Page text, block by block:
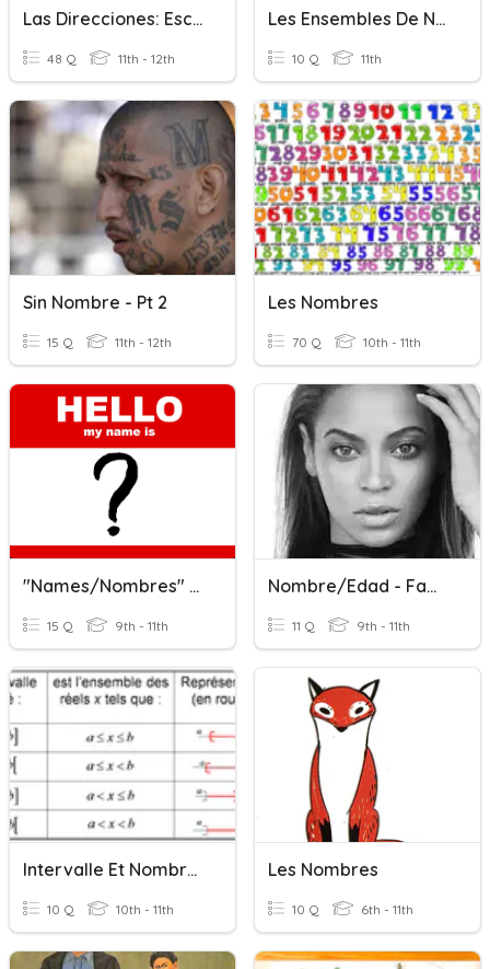
Las Direcciones: Escribir
48 Q 11th - 12th
Les Ensembles De Nombres
10 Q 11th
Sin Nombre - Pt 2
15 Q 11th - 12th
Les Nombres
70 Q 10th - 11th
"Names/Nombres" March 3/BM R1
15 Q 9th - 11th
Nombre/Edad - Familia De Beyonce
11 Q 9th - 11th
Intervalle Et Nombres
10 Q 10th - 11th
Les Nombres
10 Q 6th - 11th